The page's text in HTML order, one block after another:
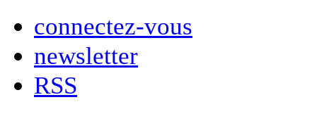
connectez-vous
newsletter
RSS